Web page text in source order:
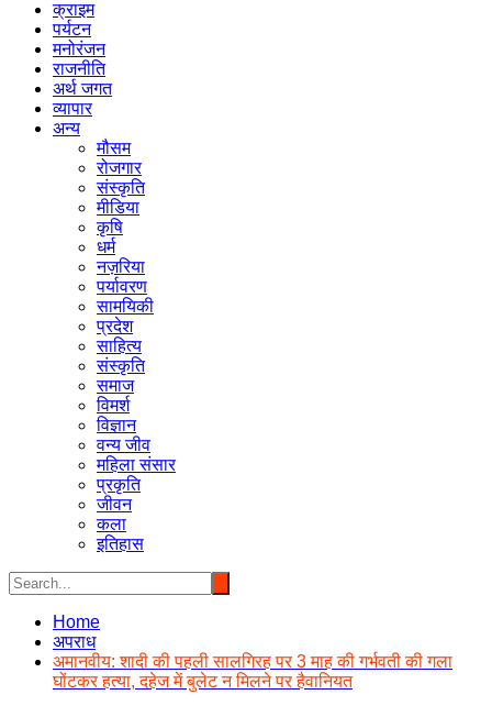
क्राइम
पर्यटन
मनोरंजन
राजनीति
अर्थ जगत
व्यापार
अन्य
मौसम
रोजगार
संस्कृति
मीडिया
कृषि
धर्म
नज़रिया
पर्यावरण
सामयिकी
प्रदेश
साहित्य
संस्कृति
समाज
विमर्श
विज्ञान
वन्य जीव
महिला संसार
प्रकृति
जीवन
कला
इतिहास
Home
अपराध
अमानवीय: शादी की पहली सालगिरह पर 3 माह की गर्भवती की गला
घोंटकर हत्या, दहेज में बुलेट न मिलने पर हैवानियत